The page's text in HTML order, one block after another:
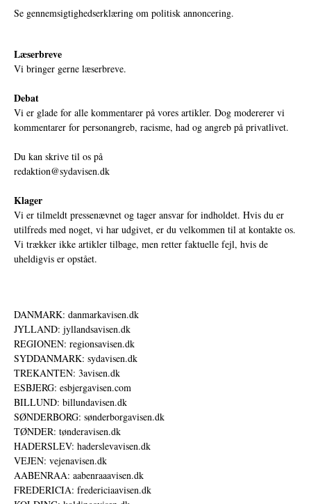
Se gennemsigtighedserklæring om politisk annoncering.
Læserbreve
Vi bringer gerne læserbreve.
Debat
Vi er glade for alle kommentarer på vores artikler. Dog modererer vi
kommentarer for personangreb, racisme, had og angreb på privatlivet.
Du kan skrive til os på
redaktion@sydavisen.dk
Klager
Vi er tilmeldt pressenævnet og tager ansvar for indholdet. Hvis du er
utilfreds med noget, vi har udgivet, er du velkommen til at kontakte os.
Vi trækker ikke artikler tilbage, men retter faktuelle fejl, hvis de
uheldigvis er opstået.
DANMARK: danmarkavisen.dk
JYLLAND: jyllandsavisen.dk
REGIONEN: regionsavisen.dk
SYDDANMARK: sydavisen.dk
TREKANTEN: 3avisen.dk
ESBJERG: esbjergavisen.com
BILLUND: billundavisen.dk
SØNDERBORG: sønderborgavisen.dk
TØNDER: tønderavisen.dk
HADERSLEV: haderslevavisen.dk
VEJEN: vejenavisen.dk
AABENRAA: aabenraaavisen.dk
FREDERICIA: fredericiaavisen.dk